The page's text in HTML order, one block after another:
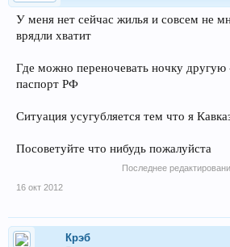
У меня нет сейчас жилья и совсем не
врядли хватит
Где можно переночевать ночку другую
паспорт РФ
Ситуация усугубляется тем что я
Посоветуйте что нибудь пожалуйста
Последнее
16 окт 2012
Крэб